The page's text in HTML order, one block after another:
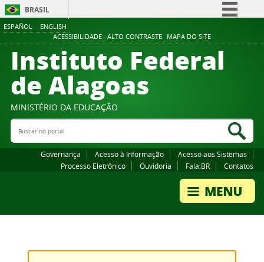
ESPAÑOL ENGLISH
ACESSIBILIDADE ALTO CONTRASTE MAPA DO SITE
BRASIL
Comunica BR
Participe
Canais
Instituto Federal
de Alagoas
MINISTÉRIO DA EDUCAÇÃO
Buscar no portal
Governança Acesso à Informação
Acesso aos Sistemas
Processo Eletrônico
Ouvidoria Fala.BR Contatos